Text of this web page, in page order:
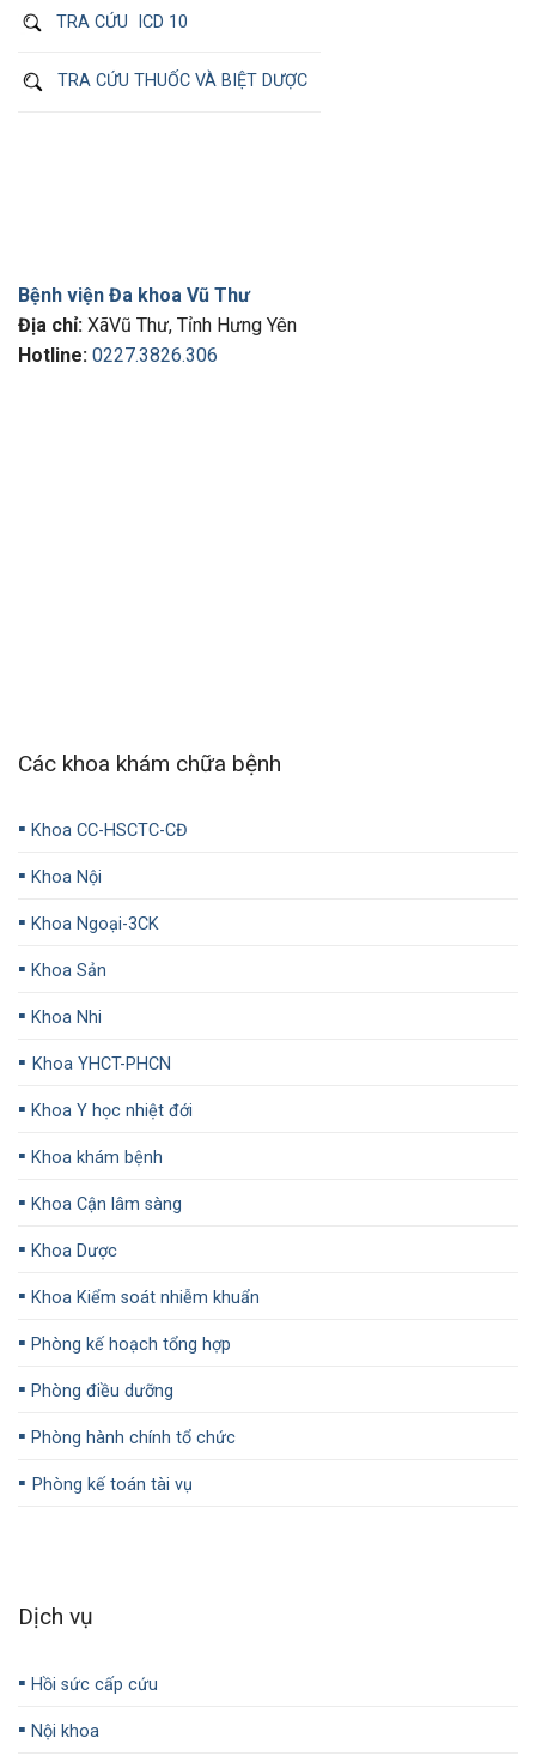
TRA CỨU ICD 10
TRA CỨU THUỐC VÀ BIỆT DƯỢC
Bệnh viện Đa khoa Vũ Thư
Địa chỉ: XãVũ Thư, Tỉnh Hưng Yên
Hotline: 0227.3826.306
Các khoa khám chữa bệnh
▪️ Khoa CC-HSCTC-CĐ
▪️ Khoa Nội
▪️ Khoa Ngoại-3CK
▪️ Khoa Sản
▪️ Khoa Nhi
▪️ Khoa YHCT-PHCN
▪️ Khoa Y học nhiệt đới
▪️ Khoa khám bệnh
▪️ Khoa Cận lâm sàng
▪️ Khoa Dược
▪️ Khoa Kiểm soát nhiễm khuẩn
▪️ Phòng kế hoạch tổng hợp
▪️ Phòng điều dưỡng
▪️ Phòng hành chính tổ chức
▪️ Phòng kế toán tài vụ
Dịch vụ
▪️ Hồi sức cấp cứu
▪️ Nội khoa